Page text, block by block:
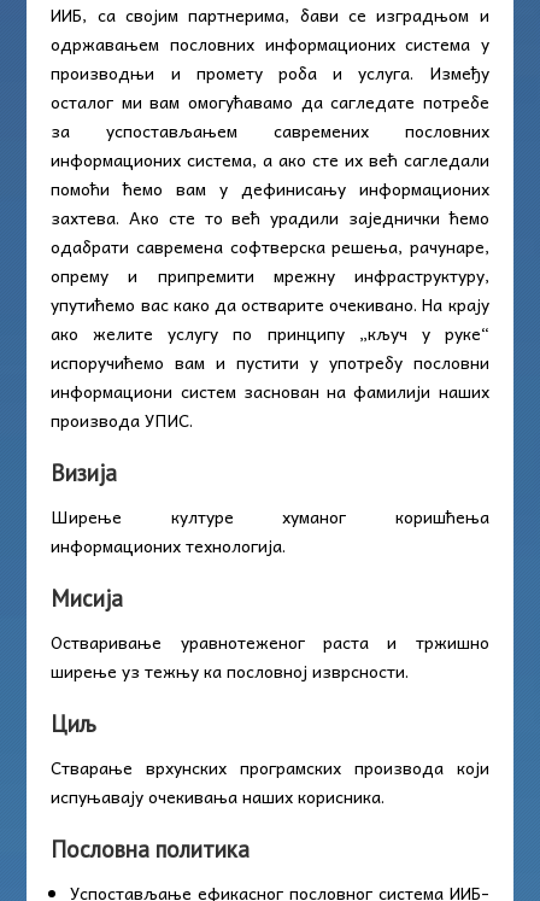
ИИБ, са својим партнерима, бави се изградњом и
одржавањем пословних информационих система у
производњи и промету роба и услуга. Између
осталог ми вам омогућавамо да сагледате потребе
за успостављањем савремених пословних
информационих система, а ако сте их већ сагледали
помоћи ћемо вам у дефинисању информационих
захтева. Ако сте то већ урадили заједнички ћемо
одабрати савремена софтверска решења, рачунаре,
опрему и припремити мрежну инфраструктуру,
упутићемо вас како да остварите очекивано. На крају
ако желите услугу по принципу „кључ у руке“
испоручићемо вам и пустити у употребу пословни
информациони систем заснован на фамилији наших
производа УПИС.
Визија
Ширење културе хуманог коришћења
информационих технологија.
Мисија
Остваривање уравнотеженог раста и тржишно
ширење уз тежњу ка пословној изврсности.
Циљ
Стварање врхунских програмских производа који
испуњавају очекивања наших корисника.
Пословна политика
Успостављање ефикасног пословног система ИИБ-